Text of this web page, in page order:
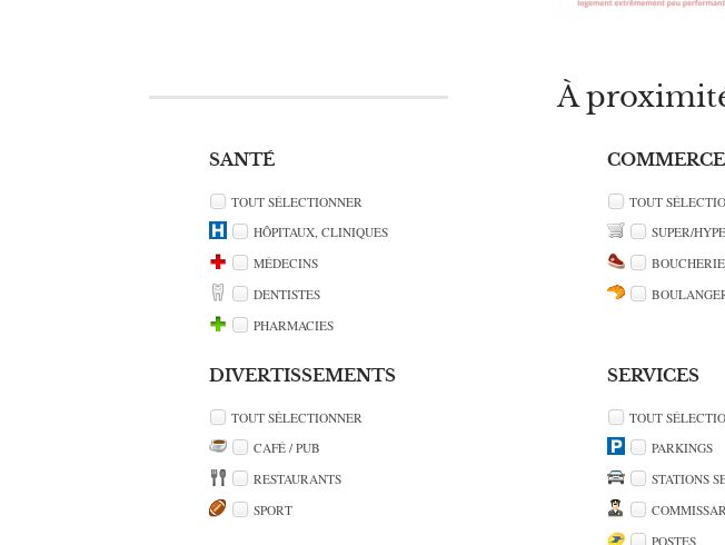
À
SANTÉ
TOUT SÉLECTIONNER
HÔPITAUX, CLINIQUES
MÉDECINS
DENTISTES
PHARMACIES
TOUT
SUPER/
DIVERTISSEMENTS
TOUT SÉLECTIONNER
CAFÉ / PUB
RESTAURANTS
SPORT
SERVICES
TOUT
PARKINGS
STATIONS
POSTES